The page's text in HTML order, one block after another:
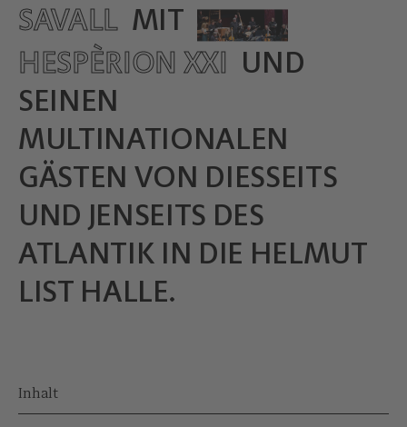
SAVALL MIT
HESPÈRION XXI UND
SEINEN
MULTINATIONALEN
GÄSTEN VON DIESSEITS
UND JENSEITS DES
ATLANTIK IN DIE HELMUT
LIST HALLE.
Inhalt